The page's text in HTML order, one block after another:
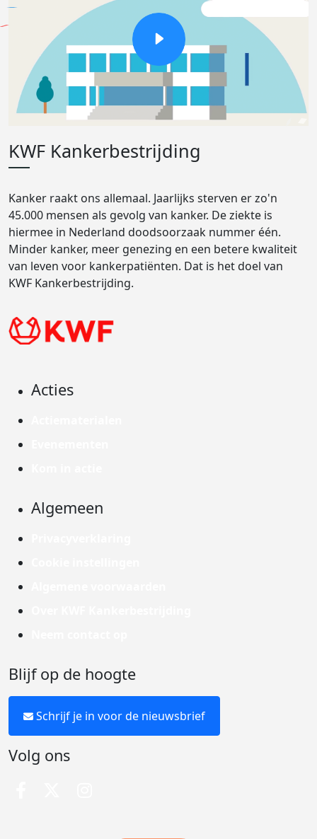
KWF Kankerbestrijding
Kanker raakt ons allemaal. Jaarlijks sterven er zo'n
45.000 mensen als gevolg van kanker. De ziekte is
hiermee in Nederland doodsoorzaak nummer één.
Minder kanker, meer genezing en een betere kwaliteit
van leven voor kankerpatiënten. Dat is het doel van
KWF Kankerbestrijding.
Acties
Algemeen
Blijf op de hoogte
Schrijf je in voor de nieuwsbrief
Volg ons